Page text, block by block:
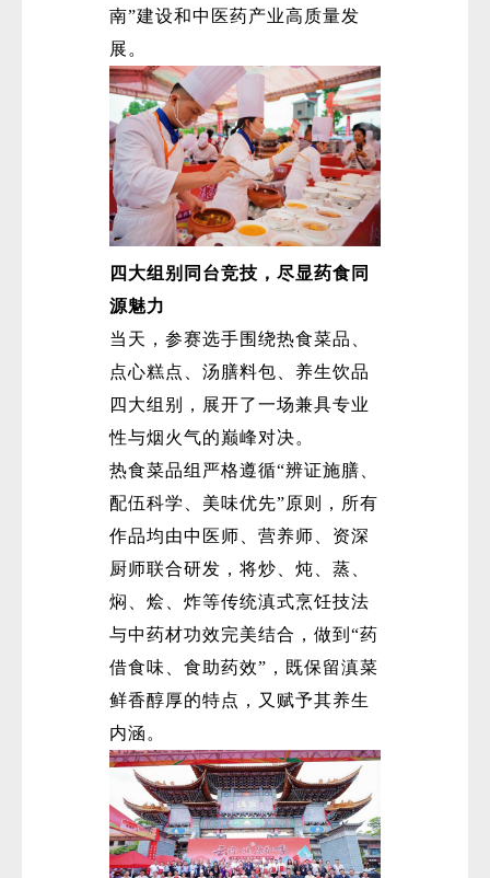
南”建设和中医药产业高质量发
展。
四大组别同台竞技，尽显药食同
源魅力
当天，参赛选手围绕热食菜品、
点心糕点、汤膳料包、养生饮品
四大组别，展开了一场兼具专业
性与烟火气的巅峰对决。
热食菜品组严格遵循“辨证施膳、
配伍科学、美味优先”原则，所有
作品均由中医师、营养师、资深
厨师联合研发，将炒、炖、蒸、
焖、烩、炸等传统滇式烹饪技法
与中药材功效完美结合，做到“药
借食味、食助药效”，既保留滇菜
鲜香醇厚的特点，又赋予其养生
内涵。